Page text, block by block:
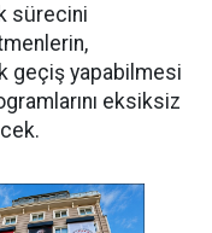
sürecini
geçiş yapabilmesi
eksiksiz